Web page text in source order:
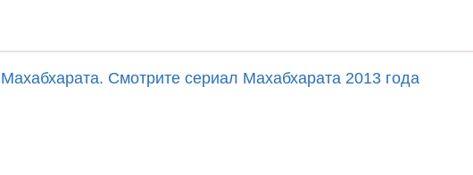
Махабхарата. Смотрите сериал Махабхарата 2013 года